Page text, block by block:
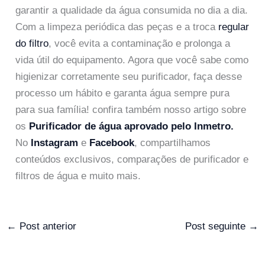
garantir a qualidade da água consumida no dia a dia.
Com a limpeza periódica das peças e a troca regular
do filtro, você evita a contaminação e prolonga a
vida útil do equipamento. Agora que você sabe como
higienizar corretamente seu purificador, faça desse
processo um hábito e garanta água sempre pura
para sua família! confira também nosso artigo sobre
os Purificador de água aprovado pelo Inmetro.
No Instagram e Facebook, compartilhamos
conteúdos exclusivos, comparações de purificador e
filtros de água e muito mais.
← Post anterior Post seguinte →